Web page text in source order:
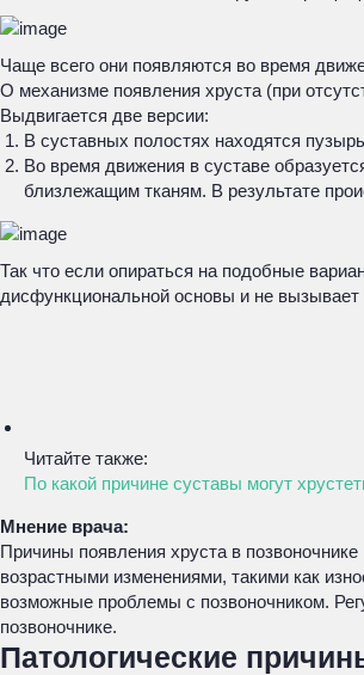
Чаще всего они появляются во время
О механизме появления хруста (при
Выдвигается две версии:
В суставных полостях находятся
Во время движения в суставе
близлежащим тканям. В результате
Так что если опираться на подобные
дисфункциональной основы и не вызывает
Читайте также:
По какой причине суставы могут
Мнение врача:
Причины появления хруста в
возрастными изменениями, такими как
возможные проблемы с позвоночником.
позвоночнике.
Патологические